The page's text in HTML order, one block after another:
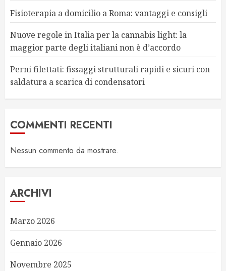
Fisioterapia a domicilio a Roma: vantaggi e consigli
Nuove regole in Italia per la cannabis light: la
maggior parte degli italiani non è d’accordo
Perni filettati: fissaggi strutturali rapidi e sicuri con
saldatura a scarica di condensatori
COMMENTI RECENTI
Nessun commento da mostrare.
ARCHIVI
Marzo 2026
Gennaio 2026
Novembre 2025